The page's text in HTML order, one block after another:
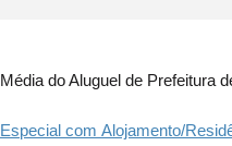
Média do Aluguel de Prefeitura
Especial com Alojamento/